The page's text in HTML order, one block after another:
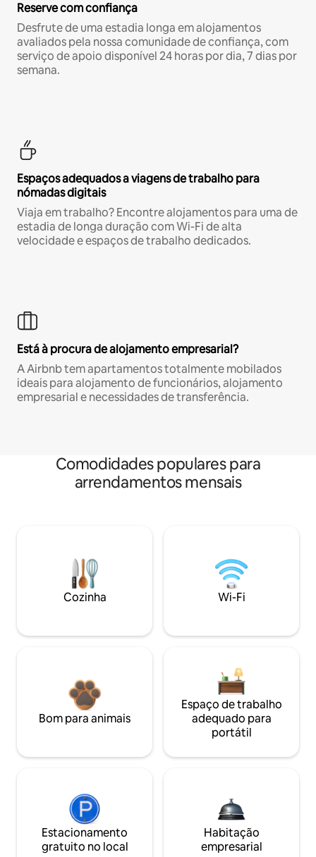
Reserve com confiança
Desfrute de uma estadia longa em alojamentos
avaliados pela nossa comunidade de confiança, com
serviço de apoio disponível 24 horas por dia, 7 dias por
semana.
Espaços adequados a viagens de trabalho para
nómadas digitais
Viaja em trabalho? Encontre alojamentos para uma de
estadia de longa duração com Wi-Fi de alta
velocidade e espaços de trabalho dedicados.
Está à procura de alojamento empresarial?
A Airbnb tem apartamentos totalmente mobilados
ideais para alojamento de funcionários, alojamento
empresarial e necessidades de transferência.
Comodidades populares para
arrendamentos mensais
Cozinha Wi-Fi
Bom para animais
Espaço de trabalho
adequado para
portátil
Estacionamento
gratuito no local
Habitação
empresarial